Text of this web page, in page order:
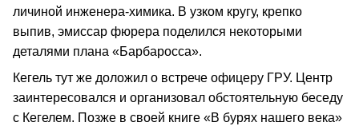
личиной инженера-химика. В узком кругу, крепко
выпив, эмиссар фюрера поделился некоторыми
деталями плана «Барбаросса».
Кегель тут же доложил о встрече офицеру ГРУ. Центр
заинтересовался и организовал обстоятельную беседу
с Кегелем. Позже в своей книге «В бурях нашего века»